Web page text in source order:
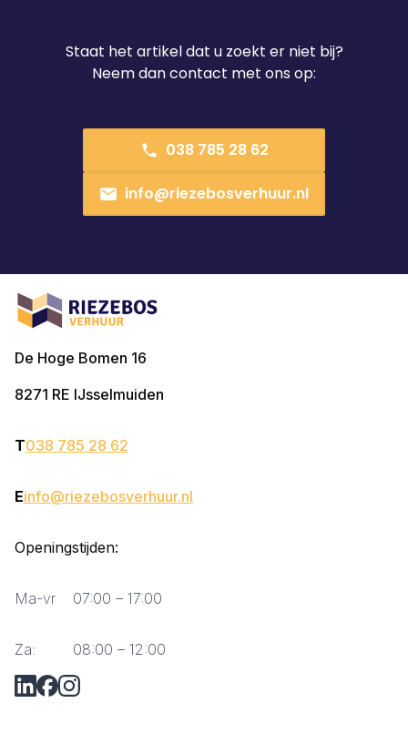
Staat het artikel dat u zoekt er niet bij?
Neem dan contact met ons op:
038 785 28 62
info@riezebosverhuur.nl
De Hoge Bomen 16
8271 RE IJsselmuiden
T038 785 28 62
Einfo@riezebosverhuur.nl
Openingstijden:
Ma-vr 07:00 – 17:00
Za: 08:00 – 12:00